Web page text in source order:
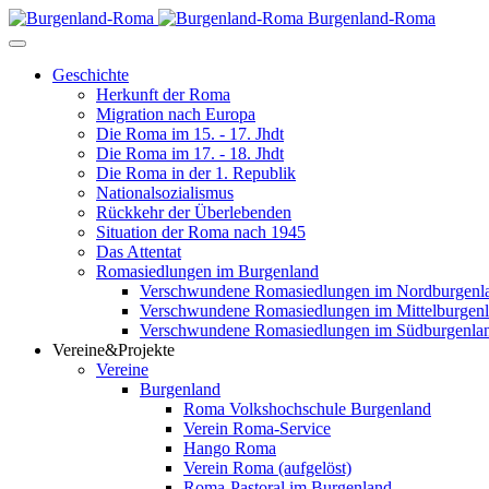
Burgenland-Roma
Geschichte
Herkunft der Roma
Migration nach Europa
Die Roma im 15. - 17. Jhdt
Die Roma im 17. - 18. Jhdt
Die Roma in der 1. Republik
Nationalsozialismus
Rückkehr der Überlebenden
Situation der Roma nach 1945
Das Attentat
Romasiedlungen im Burgenland
Verschwundene Romasiedlungen im
Verschwundene Romasiedlungen im
Verschwundene Romasiedlungen im
Vereine&Projekte
Vereine
Burgenland
Roma Volkshochschule Burgenland
Verein Roma-Service
Hango Roma
Verein Roma (aufgelöst)